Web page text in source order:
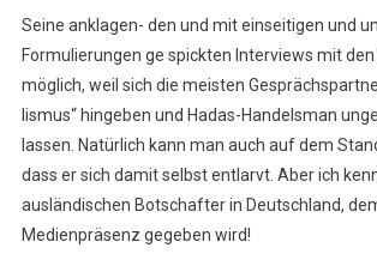
Seine anklagen- den und mit einseitigen und
Formulierungen ge spickten Interviews mit
möglich, weil sich die meisten
lismus“ hingeben und Hadas-Handelsman
lassen. Natürlich kann man auch auf dem
dass er sich damit selbst entlarvt. Aber ich
ausländischen Botschafter in Deutschland,
Medienpräsenz gegeben wird!